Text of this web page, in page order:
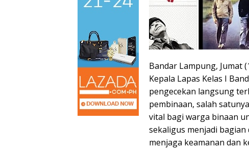
Bandar Lampung, Jumat
Kepala Lapas Kelas I
pengecekan langsung
pembinaan, salah
vital bagi warga binaan
sekaligus menjadi
menjaga keamanan dan